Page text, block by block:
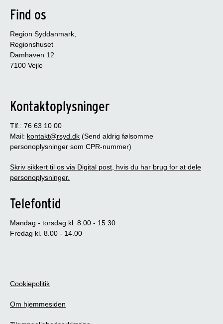
Find os
Region Syddanmark,
Regionshuset
Damhaven 12
7100 Vejle
Kontaktoplysninger
Tlf.: 76 63 10 00
Mail: kontakt@rsyd.dk (Send aldrig følsomme
personoplysninger som CPR-nummer)
Skriv sikkert til os via Digital post, hvis du har brug for at dele
personoplysninger.
Telefontid
Mandag - torsdag kl. 8.00 - 15.30
Fredag kl. 8.00 - 14.00
Cookiepolitik
Om hjemmesiden